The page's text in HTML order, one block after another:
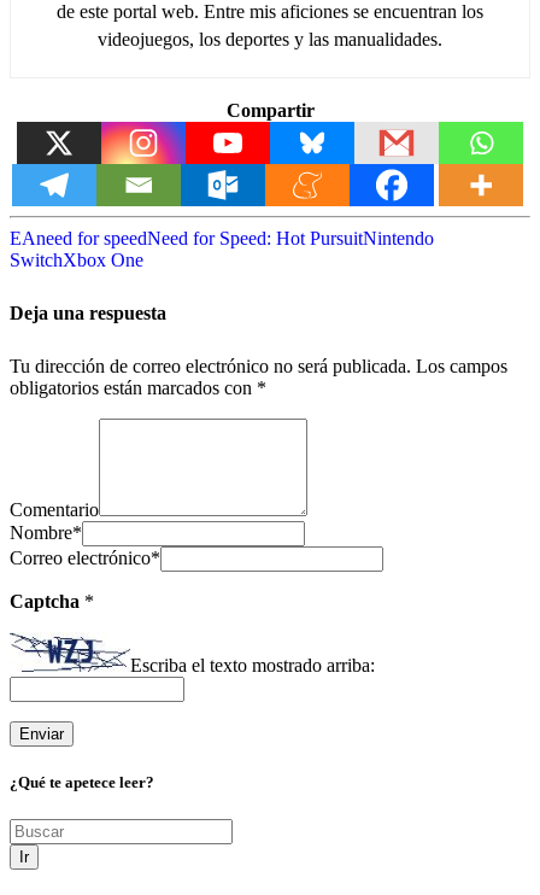
de este portal web. Entre mis aficiones se encuentran los
videojuegos, los deportes y las manualidades.
Compartir
EAneed for speedNeed for Speed: Hot PursuitNintendo
SwitchXbox One
Deja una respuesta
Tu dirección de correo electrónico no será publicada. Los campos
obligatorios están marcados con *
Comentario
Nombre*
Correo electrónico*
Captcha *
Escriba el texto mostrado arriba:
¿Qué te apetece leer?
Ir